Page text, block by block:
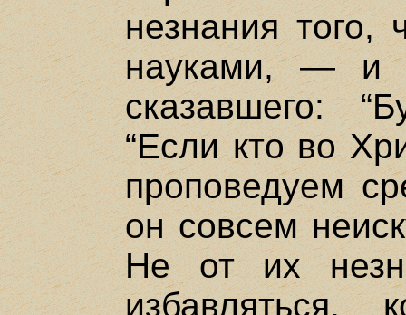
незнания того,
науками, — и
сказавшего:
“Если кто во
проповедуем
он совсем
Не от их
избавляться,